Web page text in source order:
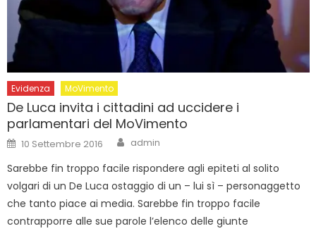
Evidenza MoVimento
De Luca invita i cittadini ad uccidere i
parlamentari del MoVimento
Posted
on
10 Settembre 2016 Author
admin
Sarebbe fin troppo facile rispondere agli epiteti al solito
volgari di un De Luca ostaggio di un – lui sì – personaggetto
che tanto piace ai media. Sarebbe fin troppo facile
contrapporre alle sue parole l’elenco delle giunte